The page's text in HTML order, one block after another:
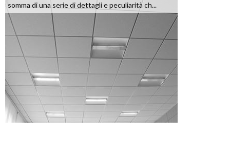
somma di una serie di dettagli e peculiarità ch...